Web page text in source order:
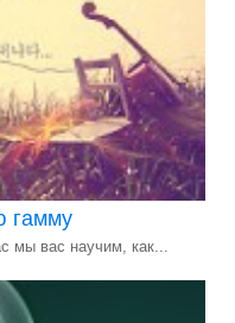
гамму
мы вас научим, как...